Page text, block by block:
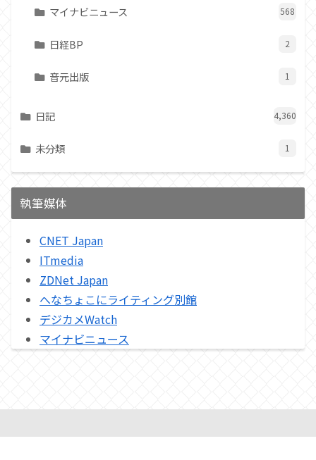
マイナビニュース 568
日経BP 2
音元出版 1
日記 4,360
未分類 1
執筆媒体
CNET Japan
ITmedia
ZDNet Japan
へなちょこにライティング別館
デジカメWatch
マイナビニュース